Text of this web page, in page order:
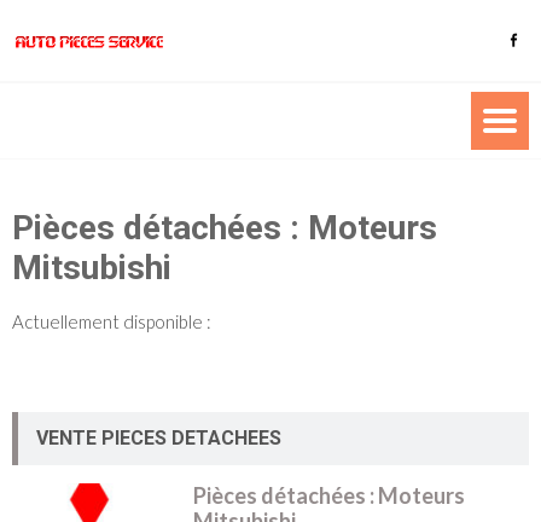
Pièces détachées : Moteurs
Mitsubishi
Actuellement disponible :
VENTE PIECES DETACHEES
Pièces détachées : Moteurs